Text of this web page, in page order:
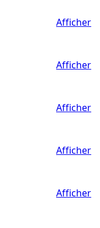
Afficher
Afficher
Afficher
Afficher
Afficher